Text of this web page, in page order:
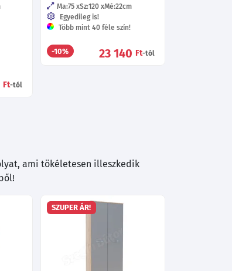
Ft-tól
Ma:75 Sz:120 Mé:22cm
Egyedileg is!
Több mint 40 féle szín!
-10% 23 140 Ft-tól
ami tökéletesen illeszkedik
SZUPER ÁR!